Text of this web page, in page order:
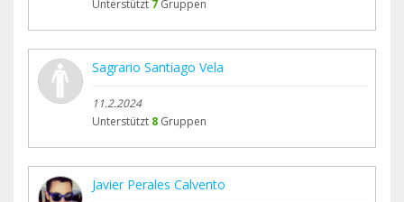
Unterstützt 7 Gruppen
Sagrario Santiago Vela
11.2.2024
Unterstützt 8 Gruppen
Javier Perales Calvento